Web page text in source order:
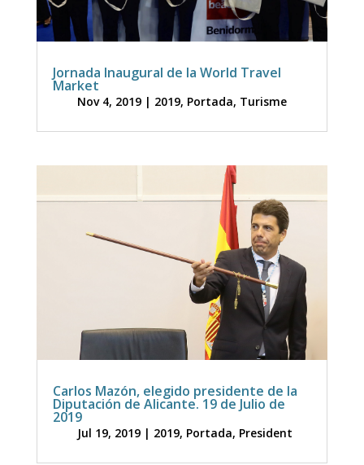
Jornada Inaugural de la World Travel
Market
Nov 4, 2019| 2019, Portada, Turisme
Carlos Mazón, elegido presidente de la
Diputación de Alicante. 19 de Julio de
2019
Jul 19, 2019| 2019, Portada, President